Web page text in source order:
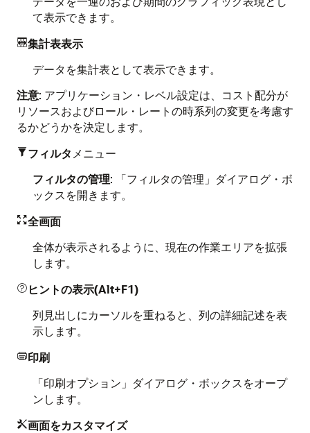
て表示できます。
集計表表示
データを集計表として表示できます。
注意: アプリケーション・レベル設定は、コスト配分が
リソースおよびロール・レートの時系列の変更を考慮す
るかどうかを決定します。
 フィルタ メニュー
フィルタの管理: 「フィルタの管理」ダイアログ・ボ
ックスを開きます。
全画面
全体が表示されるように、現在の作業エリアを拡張
します。
 ヒントの表示(Alt+F1)
列見出しにカーソルを重ねると、列の詳細記述を表
示します。
印刷
「印刷オプション」ダイアログ・ボックスをオープ
ンします。
画面をカスタマイズ